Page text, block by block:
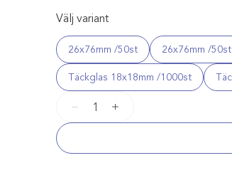
Välj variant
26x76mm /50st 26x76mm /
Täckglas 18x18mm /1000st
Täckglas
mängd
+